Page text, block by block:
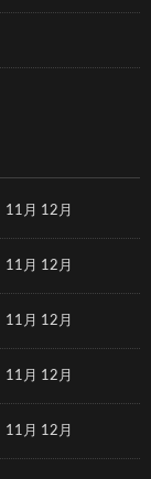
11月 12月
11月 12月
11月 12月
11月 12月
11月 12月